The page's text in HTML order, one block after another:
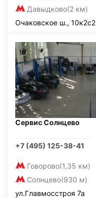
Давыдково(2 км)
Очаковское ш., 10к2с2
Сервис Солнцево
+7 (495) 125-38-41
Говорово(1,35 км)
Солнцево(930 м)
ул.Главмосстроя 7а